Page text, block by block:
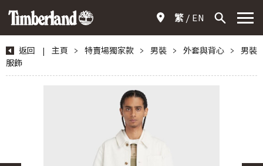
繁 EN
返回 | 主頁 > 特賣場獨家款 > 男裝 > 外套與背心 >
男裝
服飾